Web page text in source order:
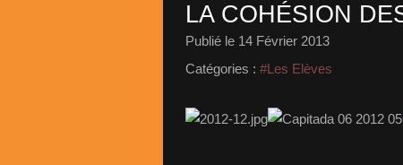
LA COHÉSION
Publié le 14 Février 2013
Catégories : #Les Elèves